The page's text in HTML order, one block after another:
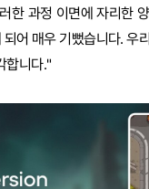
과정 이면에 자리한
어 매우 기뻤습니다. 우
합니다."